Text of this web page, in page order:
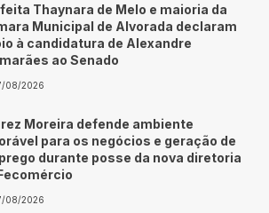
Thaynara de Melo e maioria da
Municipal de Alvorada declaram
à candidatura de Alexandre
ao Senado
08/2026
Moreira defende ambiente
para os negócios e geração de
durante posse da nova diretoria
08/2026